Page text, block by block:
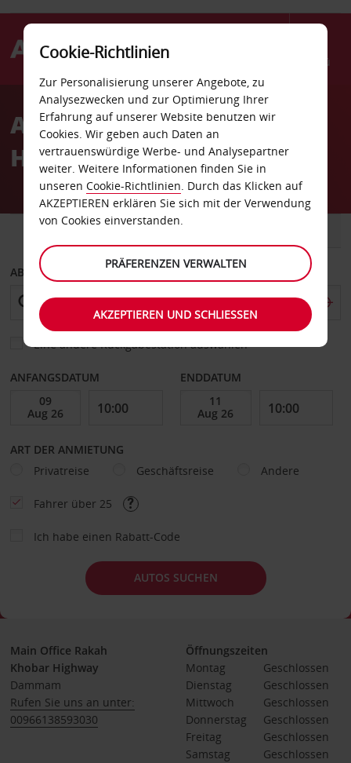
Menü
AvisAutovermietung
Hauptbüro Rakah
ABHOLEN VON
Eine andere Rückgabestation auswählen
ANFANGSDATUM ENDDATUM
ART DER ANMIETUNG
Privatreise
Geschäftsreise Andere
Fahrer über 25
Ich habe einen Rabatt-Code
AUTOS SUCHEN
Main Office Rakah
Khobar Highway
Dammam
Rufen Sie uns an unter:
00966138593030
Öffnungszeiten
Montag
Geschlossen
Dienstag
Geschlossen
Mittwoch
Geschlossen
Donnerstag
Geschlossen
Freitag
Geschlossen
Samstag
Geschlossen
Cookie-Richtlinien
Zur Personalisierung unserer Angebote, zu
Analysezwecken und zur Optimierung Ihrer
Erfahrung auf unserer Website benutzen wir
Cookies. Wir geben auch Daten an
vertrauenswürdige Werbe- und Analysepartner
weiter. Weitere Informationen finden Sie in
unseren Cookie-Richtlinien. Durch das Klicken auf
AKZEPTIEREN erklären Sie sich mit der Verwendung
von Cookies einverstanden.
PRÄFERENZEN VERWALTEN
AKZEPTIEREN UND SCHLIESSEN